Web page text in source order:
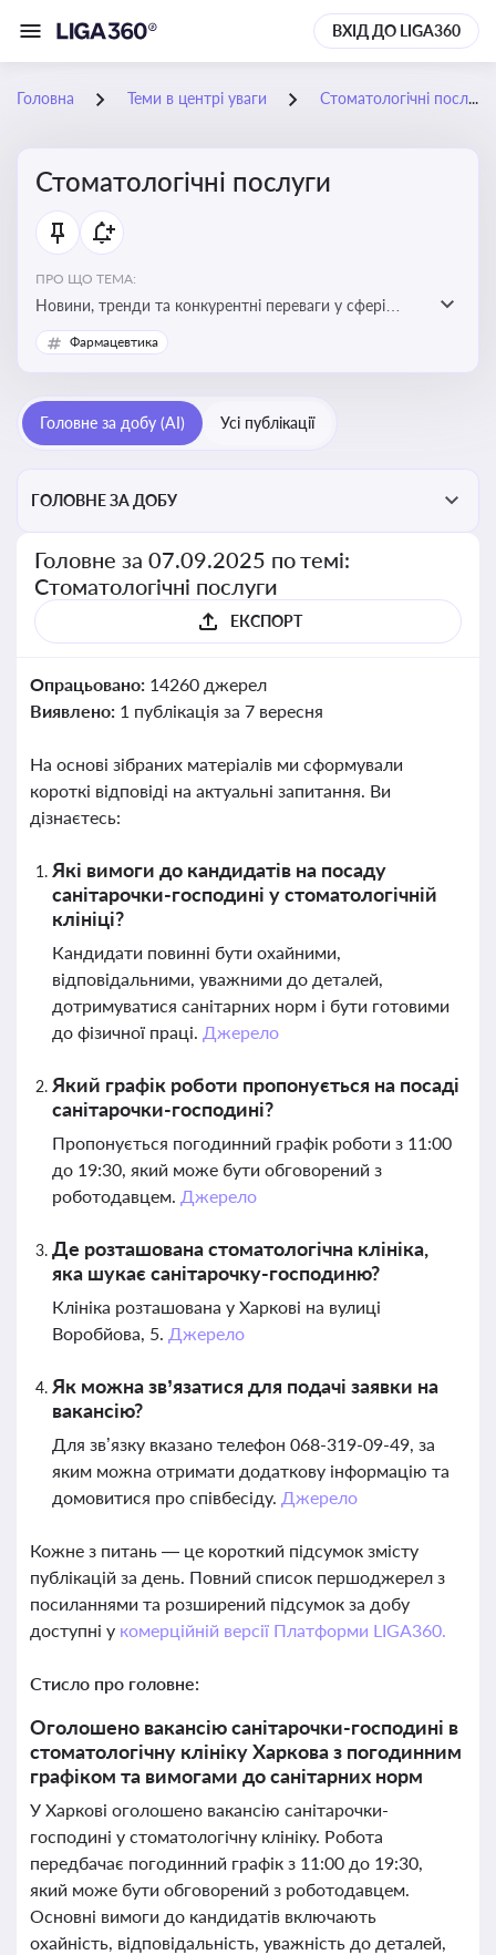
ВХІД ДО LIGA360
Головна Теми в центрі уваги Стоматологічні послуги
Стоматологічні послуги
ПРО ЩО ТЕМА:
Новини, тренди та конкурентні переваги у сфері
стоматологічних послуг. Використання новітніх
технологій та стратегій для покращення
Фармацевтика
Головне за добу (AI) Усі публікації
ГОЛОВНЕ ЗА ДОБУ
Головне за 07.09.2025 по темі:
Стоматологічні послуги
ЕКСПОРТ
Опрацьовано: 14260 джерел
Виявлено: 1 публікація за 7 вересня
На основі зібраних матеріалів ми сформували
короткі відповіді на актуальні запитання. Ви
дізнаєтесь:
Які вимоги до кандидатів на посаду
санітарочки-господині у стоматологічній
клініці?
Кандидати повинні бути охайними,
відповідальними, уважними до деталей,
дотримуватися санітарних норм і бути готовими
до фізичної праці. Джерело
Який графік роботи пропонується на посаді
санітарочки-господині?
Пропонується погодинний графік роботи з 11:00
до 19:30, який може бути обговорений з
роботодавцем. Джерело
Де розташована стоматологічна клініка,
яка шукає санітарочку-господиню?
Клініка розташована у Харкові на вулиці
Воробйова, 5. Джерело
Як можна зв’язатися для подачі заявки на
вакансію?
Для зв’язку вказано телефон 068-319-09-49, за
яким можна отримати додаткову інформацію та
домовитися про співбесіду. Джерело
Кожне з питань — це короткий підсумок змісту
публікацій за день. Повний список першоджерел з
посиланнями та розширений підсумок за добу
доступні у комерційній версії Платформи LIGA360.
Стисло про головне:
Оголошено вакансію санітарочки-господині в
стоматологічну клініку Харкова з погодинним
графіком та вимогами до санітарних норм
У Харкові оголошено вакансію санітарочки-
господині у стоматологічну клініку. Робота
передбачає погодинний графік з 11:00 до 19:30,
який може бути обговорений з роботодавцем.
Основні вимоги до кандидатів включають
охайність, відповідальність, уважність до деталей,